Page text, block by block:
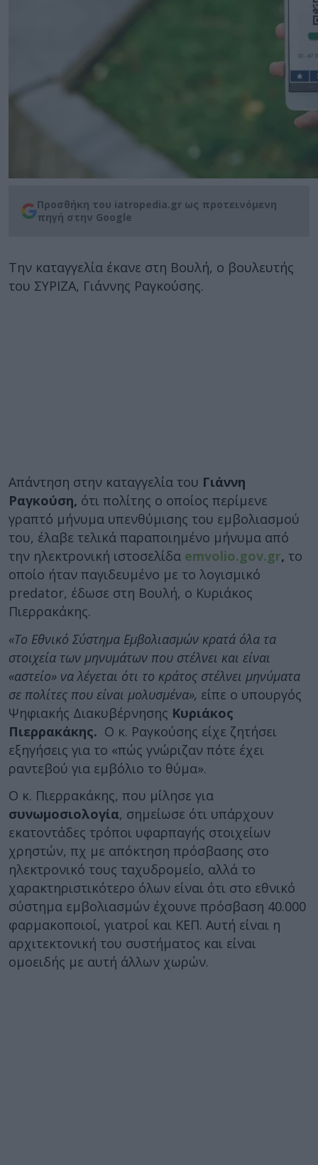
Προσθήκη του iatropedia.gr ως προτεινόμενη
πηγή στην Google
Την καταγγελία έκανε στη Βουλή, ο βουλευτής
του ΣΥΡΙΖΑ, Γιάννης Ραγκούσης.
Απάντηση στην καταγγελία του Γιάννη
Ραγκούση, ότι πολίτης ο οποίος περίμενε
γραπτό μήνυμα υπενθύμισης του εμβολιασμού
του, έλαβε τελικά παραποιημένο μήνυμα από
την ηλεκτρονική ιστοσελίδα emvolio.gov.gr, το
οποίο ήταν παγιδευμένο με το λογισμικό
predator, έδωσε στη Βουλή, ο Κυριάκος
Πιερρακάκης.
«Το Εθνικό Σύστημα Εμβολιασμών κρατά όλα τα
στοιχεία των μηνυμάτων που στέλνει και είναι
«αστείο» να λέγεται ότι το κράτος στέλνει μηνύματα
σε πολίτες που είναι μολυσμένα», είπε ο υπουργός
Ψηφιακής Διακυβέρνησης Κυριάκος
Πιερρακάκης. Ο κ. Ραγκούσης είχε ζητήσει
εξηγήσεις για το «πώς γνώριζαν πότε έχει
ραντεβού για εμβόλιο το θύμα».​
Ο κ. Πιερρακάκης, που μίλησε για
συνωμοσιολογία, σημείωσε ότι υπάρχουν
εκατοντάδες τρόποι υφαρπαγής στοιχείων
χρηστών, πχ με απόκτηση πρόσβασης στο
ηλεκτρονικό τους ταχυδρομείο, αλλά το
χαρακτηριστικότερο όλων είναι ότι στο εθνικό
σύστημα εμβολιασμών έχουνε πρόσβαση 40.000
φαρμακοποιοί, γιατροί και ΚΕΠ. Αυτή είναι η
αρχιτεκτονική του συστήματος και είναι
ομοειδής με αυτή άλλων χωρών.